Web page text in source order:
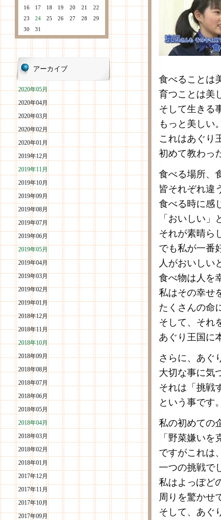
16
17 18 19 20 21
22
23
24 25 26 27 28
29
30
31
アーカイブ
2020年05月
2020年04月
2020年03月
2020年02月
2020年01月
2019年12月
2019年11月
2019年10月
2019年09月
2019年08月
2019年07月
2019年06月
2019年05月
2019年04月
2019年03月
2019年02月
2019年01月
2018年12月
2018年11月
2018年10月
2018年09月
2018年08月
2018年07月
2018年06月
2018年05月
2018年04月
2018年03月
2018年02月
2018年01月
2017年12月
2017年11月
2017年10月
2017年09月
食べることは
育つことは美
そして生きる
もっと美しい
これはあぐり
初めて教わっ
食べる場所、
皆それぞれ違
食べる時に感
「おいしい」
それが素晴ら
でも私が一番
人がおいしい
食べ物は人を
私はその幸せ
たくさんの命
そして、それ
あぐり王国に
さらに、あぐ
大切な事に気
それは「挑戦
という事です
私の初めての
「野菜嫌い
ですがこれは
一つの挑戦で
私はよっぽど
周りを驚かせ
そして、あぐ